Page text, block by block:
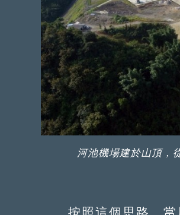
河池機場建於山頂，
按照這個思路，當